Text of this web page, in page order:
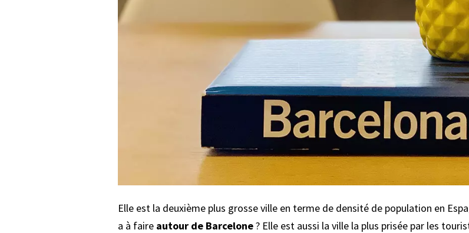
Elle est la deuxième plus grosse ville en terme de densité de population en
a à faire autour de Barcelone? Elle est aussi la ville la plus prisée par les